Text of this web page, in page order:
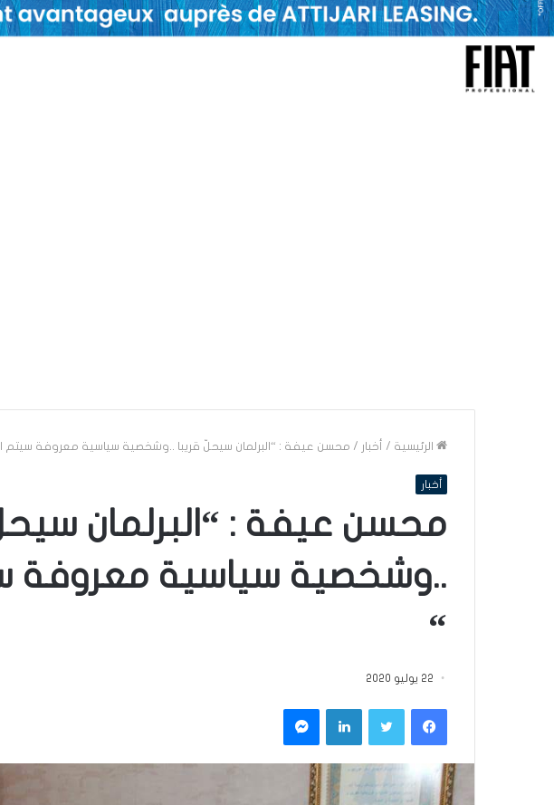
الرئيسية / أخبار / محسن عيفة : “البرلمان سيحلّ قريبا ..وشخصية سياسية معروفة سيتم
أخبار
محسن عيفة : “البرلمان
..وشخصية سياسية معروفة
“
22 يوليو 2020
فيسبوكتويتر لينكدإن ماسنجر